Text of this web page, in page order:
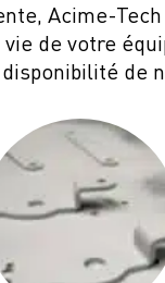
Acime-
de votre
de